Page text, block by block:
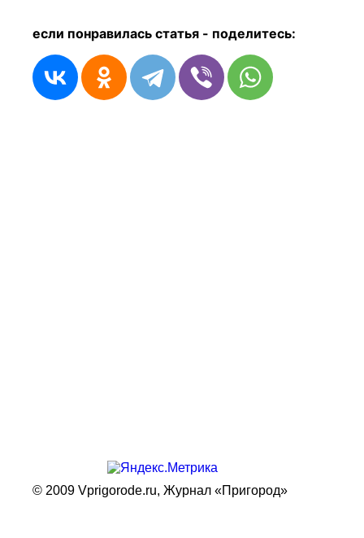
если понравилась статья - поделитесь:
© 2009 Vprigorode.ru, Журнал «Пригород»